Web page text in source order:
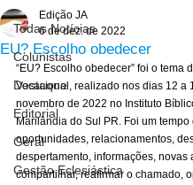
Todas Notícias
Colunistas
Destaque
Editorial
Geral
Gestão Eclesiástica
EU? Escolho obedecer
Edição JA
6 de dez. de 2022
“EU? Escolho obedecer” foi o tema
Vocacional, realizado nos dias 12 a
novembro de 2022 no Instituto
Marilândia do Sul PR. Foi um tempo
oportunidades, relacionamentos,
despertamento, informações, novas
compartilhar, reafirmar o chamado,